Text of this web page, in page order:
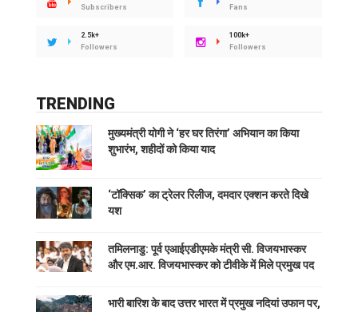
Subscribers
Fans
2.5k+
Followers
100k+
Followers
TRENDING
मुख्यमंत्री योगी ने ‘हर घर तिरंगा’ अभियान का किया
शुभारंभ, शहीदों को किया याद
‘टॉक्सिक’ का ट्रेलर रिलीज, दमदार एक्शन करते दिखे
यश
तमिलनाडु: पूर्व एआईएडीएमके मंत्री सी. विजयभास्कर
और एम.आर. विजयभास्कर को टीवीके में मिले प्रमुख पद
भारी बारिश के बाद उत्तर भारत में प्रमुख नदियां उफान पर,